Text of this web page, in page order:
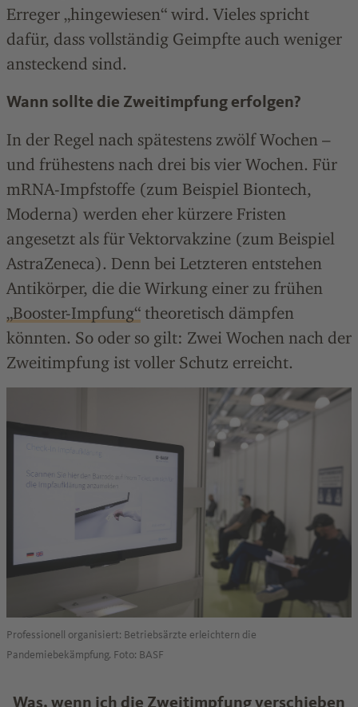
Erreger „hingewiesen“ wird. Vieles spricht
dafür, dass vollständig Geimpfte auch weniger
ansteckend sind.
Wann sollte die Zweitimpfung erfolgen?
In der Regel nach spätestens zwölf Wochen –
und frühestens nach drei bis vier Wochen. Für
mRNA-Impfstoffe (zum Beispiel Biontech,
Moderna) werden eher kürzere Fristen
angesetzt als für Vektorvakzine (zum Beispiel
AstraZeneca). Denn bei Letzteren entstehen
Antikörper, die die Wirkung einer zu frühen
„Booster-Impfung“ theoretisch dämpfen
könnten. So oder so gilt: Zwei Wochen nach der
Zweitimpfung ist voller Schutz erreicht.
Professionell organisiert: Betriebsärzte erleichtern die
Pandemiebekämpfung. Foto: BASF
Was, wenn ich die Zweitimpfung verschieben